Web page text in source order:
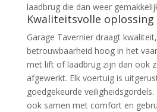
laadbrug die dan weer
Kwaliteitsvolle oplossing
Garage Tavernier draagt
betrouwbaarheid hoog in het
met lift of laadbrug zijn dan ook
afgewerkt. Elk voertuig is
goedgekeurde
ook samen met comfort en